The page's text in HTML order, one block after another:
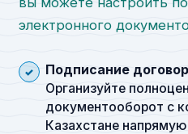
электронного
Подписание
Организуйте
документооборот с
Казахстане